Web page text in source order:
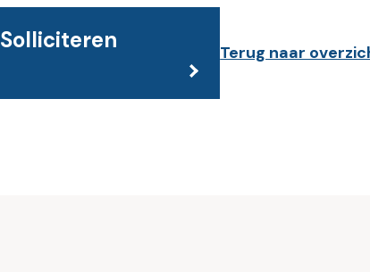
Solliciteren Terug naar